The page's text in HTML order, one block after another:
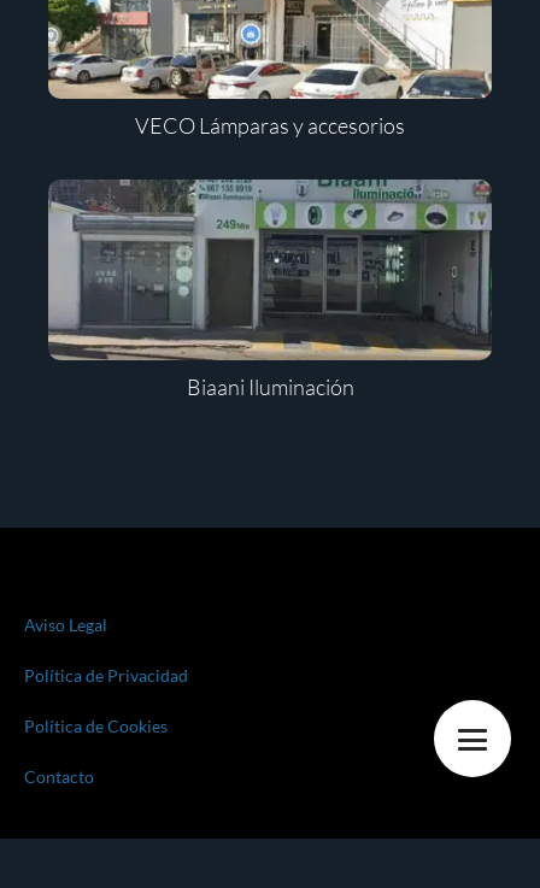
VECO Lámparas y accesorios
Biaani Iluminación
Aviso Legal
Política de Privacidad
Política de Cookies
Contacto